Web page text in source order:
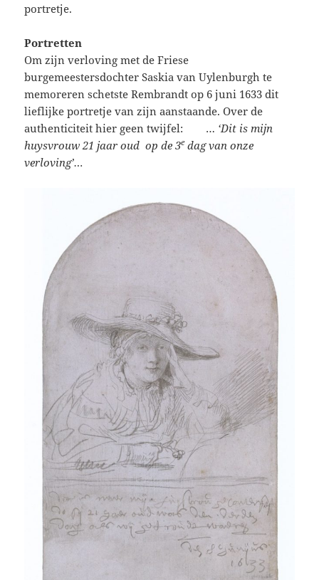
portretje.
Portretten
Om zijn verloving met de Friese
burgemeestersdochter Saskia van Uylenburgh te
memoreren schetste Rembrandt op 6 juni 1633 dit
lieflijke portretje van zijn aanstaande. Over de
authenticiteit hier geen twijfel: … ‘Dit is mijn
huysvrouw 21 jaar oud op de 3e dag van onze
verloving’…